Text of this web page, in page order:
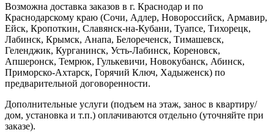
Возможна доставка заказов в г. Краснодар и по
Краснодарскому краю (Сочи, Адлер, Новороссийск, Армавир,
Ейск, Кропоткин, Славянск-на-Кубани, Туапсе, Тихорецк,
Лабинск, Крымск, Анапа, Белореченск, Тимашевск,
Геленджик, Курганинск, Усть-Лабинск, Кореновск,
Апшеронск, Темрюк, Гулькевичи, Новокубанск, Абинск,
Приморско-Ахтарск, Горячий Ключ, Хадыженск) по
предварительной договоренности.
Дополнительные услуги (подъем на этаж, занос в квартиру/
дом, установка и т.п.) оплачиваются отдельно (уточняйте при
заказе).